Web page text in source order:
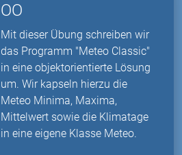
OO
Mit dieser Übung schreiben wir
das Programm "Meteo Classic"
in eine objektorientierte Lösung
um. Wir kapseln hierzu die
Meteo Minima, Maxima,
Mittelwert sowie die Klimatage
in eine eigene Klasse Meteo.